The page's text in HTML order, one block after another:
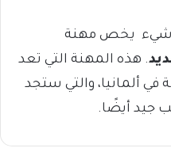
شيء يخص مهنة
. هذه المهنة التي تعد
في ألمانيا، والتي ستجد
جيد أيضًا.